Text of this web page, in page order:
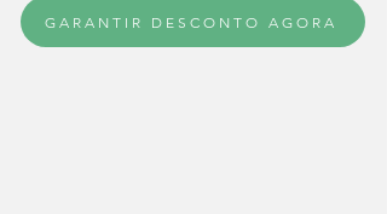
GARANTIR DESCONTO AGORA